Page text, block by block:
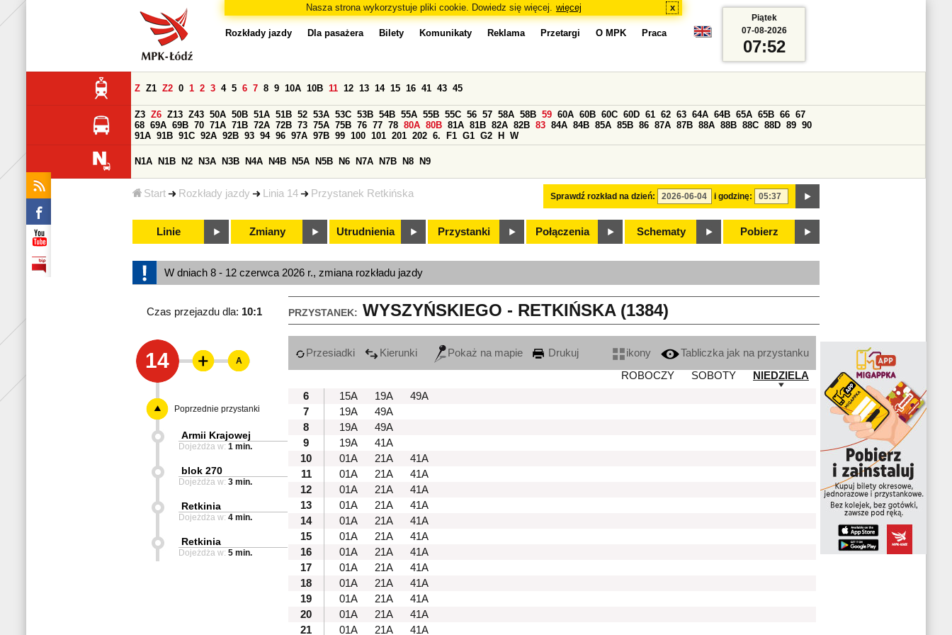
Nasza strona wykorzystuje pliki cookie. Dowiedz się więcej. więcej x
Start Rozkłady jazdy Linia 14 Przystanek Retkińska
Rozkłady jazdy Dla pasażera Bilety Komunikaty Reklama Przetargi O MPK Praca
Sprawdź rozkład na dzień: i godzinę:
Z Z1 Z2 0 1 2 3 4 5 6 7 8 9 10A 10B 11 12 13 14 15 16 41 43 45
Z3 Z6 Z13 Z43 50A 50B 51A 51B 52 53A 53C 53B 54B 55A 55B 55C 56 57 58A 58B 59 60A 60B 60C 60D 61 62 63 64A 64B 65A 65B 66 67
68 69A 69B 70 71A 71B 72A 72B 73 75A 75B 76 77 78 80A 80B 81A 81B 82A 82B 83 84A 84B 85A 85B 86 87A 87B 88A 88B 88C 88D 89 90
91A 91B 91C 92A 92B 93 94 96 97A 97B 99 100 101 201 202 6. F1 G1 G2 H W
N1A N1B N2 N3A N3B N4A N4B N5A N5B N6 N7A N7B N8 N9
Linie Zmiany Utrudnienia Przystanki Połączenia Schematy Pobierz
Piątek
07-08-2026
07:52
W dniach 8 - 12 czerwca 2026 r., zmiana rozkładu jazdy
PRZYSTANEK: WYSZYŃSKIEGO - RETKIŃSKA (1384)
Czas przejazdu dla: 10:1
14 Przesiadki Kierunki Pokaż na mapie Drukuj ikony
Tabliczka jak na przystanku
ROBOCZY
SOBOTY
NIEDZIELA
6
15A 19A
49A
7
19A
49A
8
19A
49A
9
19A
41A
10
01A 21A
41A
11
01A 21A
41A
12
01A 21A
41A
13
01A 21A
41A
14
01A 21A
41A
15
01A 21A
41A
16
01A 21A
41A
17
01A 21A
41A
18
01A 21A
41A
19
01A 21A
41A
20
01A 21A
41A
21
01A 21A 41A
A
Poprzednie przystanki
Armii Krajowej
Dojeżdża w: 1 min.
blok 270
Dojeżdża w: 3 min.
Retkinia
Dojeżdża w: 4 min.
Retkinia
Dojeżdża w: 5 min.